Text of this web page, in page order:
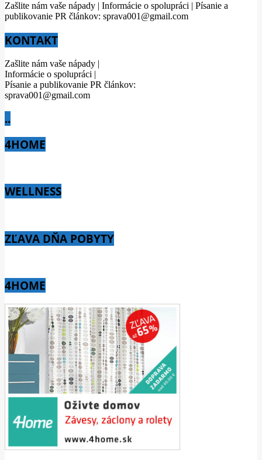
Zašlite nám vaše nápady | Informácie o spolupráci | Písanie a
publikovanie PR článkov: sprava001@gmail.com
KONTAKT
Zašlite nám vaše nápady |
Informácie o spolupráci |
Písanie a publikovanie PR článkov:
sprava001@gmail.com
..
4HOME
WELLNESS
ZĽAVA DŇA POBYTY
4HOME